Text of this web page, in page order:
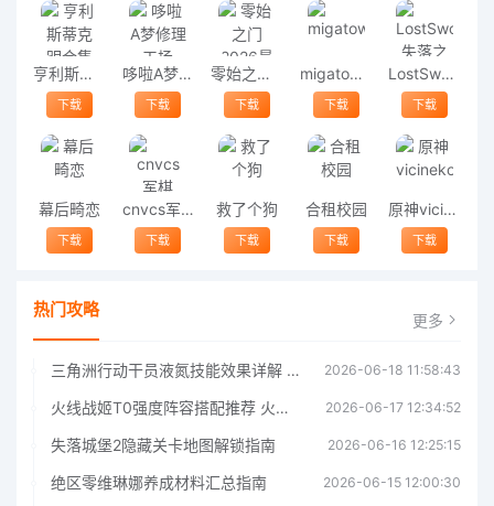
亨利斯蒂克明合集
下载
哆啦A梦修理工场
下载
零始之门2026最新版
下载
migatowemyworld1.68
下载
LostSword失落之剑
下载
幕后畸恋
下载
cnvcs军棋
下载
救了个狗
下载
合租校园
下载
原神vicineko
下载
热门攻略 更多
三角洲行动干员液氮技能效果详解 三角洲行动干员液氮技能介绍 2026-06-18 11:58:43
火线战姬T0强度阵容搭配推荐 火线战姬T0强度阵容哪个好 2026-06-17 12:34:52
失落城堡2隐藏关卡地图解锁指南 2026-06-16 12:25:15
绝区零维琳娜养成材料汇总指南 2026-06-15 12:00:30